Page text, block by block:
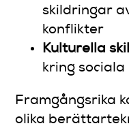
skildringar
konflikter
Kulturella
kring
Framgångsrika
olika